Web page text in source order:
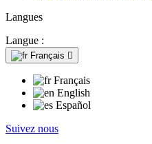
Langues
Langue :
Français 
Français
English
Español
Suivez nous